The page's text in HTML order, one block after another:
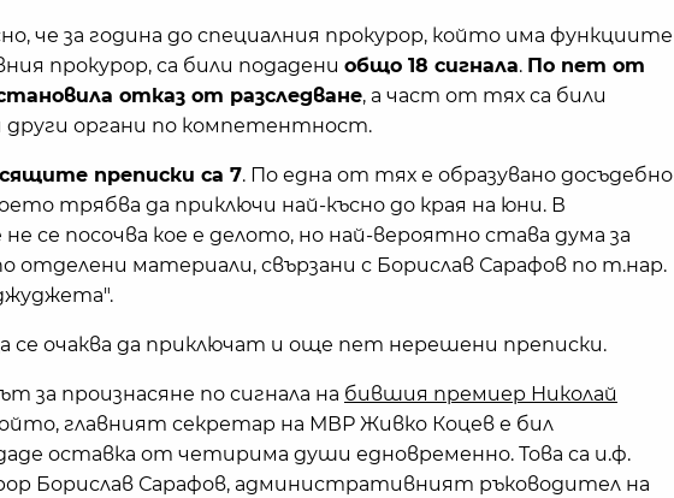
че за година до специалния прокурор, който има функциите
прокурор, са били подадени общо 18 сигнала. По пет от
отказ от разследване, а част от тях са били
органи по компетентност.
преписки са 7. По една от тях е образувано досъдебно
трябва да приключи най-късно до края на юни. В
се посочва кое е делото, но най-вероятно става дума за
отделени материали, свързани с Борислав Сарафов по т.нар.
се очаква да приключат и още пет нерешени преписки.
за произнасяне по сигнала на бившия премиер Николай
главният секретар на МВР Живко Коцев е бил
оставка от четирима души едновременно. Това са и.ф.
Борислав Сарафов, административният ръководител на